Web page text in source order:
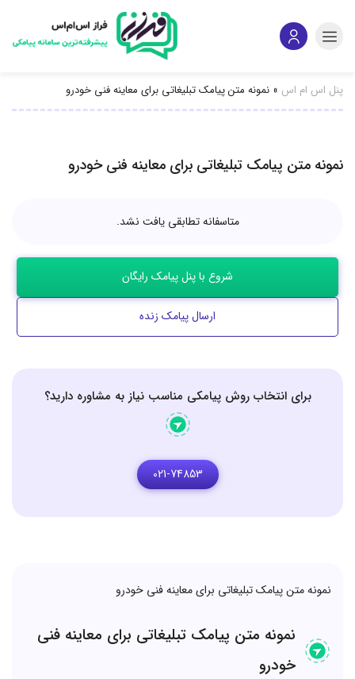
پنل اس ام اس » نمونه متن پیامک تبلیغاتی برای معاینه فنی خودرو
نمونه متن پیامک تبلیغاتی برای معاینه فنی خودرو
متاسفانه تطابقی یافت نشد.
شروع با پنل پیامک رایگان
ارسال پیامک زنده
برای انتخاب روش پیامکی مناسب نیاز به مشاوره دارید؟
021-74853
نمونه متن پیامک تبلیغاتی برای معاینه فنی خودرو
نمونه متن پیامک تبلیغاتی برای معاینه فنی
خودرو